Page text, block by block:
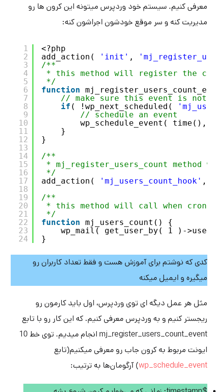
معرفی کنیم. سیستم خود وردپرس میتونه این کرون ها رو
مدیریت کنه و سر موقع خودشون اجراشون کنه:
1
2
3
4
5
6
7
8
9
10
11
12
13
14
15
16
17
18
19
20
21
22
23
24
<?php
add_action(
'init' ,
/**
* this method will register the
*/
function
// make sure this event is not
if ( !wp_next_scheduled(
// schedule an event
wp_schedule_event( time(),
}
}
/**
* mj_register_users_count method
*/
add_action(
'mj_users_count_hook' ,
/**
* this method will call when cron
*/
function
mj_users_count() {
wp_mail( get_user_by( 1 )-
}
کدی که نوشتم برای آموزش هست و فقط تعداد کاربران رو
میگیره و ایمیل میکنه
مثل هر عمل دیگه ای توی وردپرس، اول باید کارمون رو
ریجستر کنیم و به وردپرس معرفی کنیم. که این کار رو با تابع
mj_register_users_count_event انجام میدیم. توی خط 10
ایونت مربوط به کرون جاب رو معرفی میکنیم(تابع
wp_schedule_event) آرگومان‌ها به ترتیب: